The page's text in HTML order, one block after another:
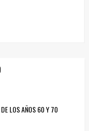
DE LOS AÑOS 60 Y 70